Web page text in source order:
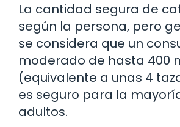
La cantidad segura de
según la persona, pero
se considera que un
moderado de hasta 400
(equivalente a unas 4
es seguro para la
adultos.